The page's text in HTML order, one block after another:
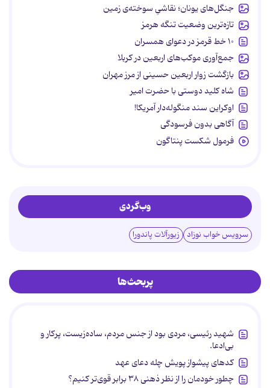
جنگل‌های یونان؛ نقاشیِ سوخته‌ی زمین
تازه‌ترین وضعیت تنگه هرمز
۱۰ خط قرمز در دعوای همسران
جمع‌آوری موکب‌های اربعین در کربلا
بازگشت زوار اربعین حسینی از مرز مهران
شاه کلید دوستی با حضرت امیر
اوکراین سند منگوله‌دار آمریکا!
آگاهی بدون فرسودگی
فرمول شکست پنتاگون
وب‌گردی
سرویس خواب نوزاد زیورآلات پاندورا
پربحث‌ها
شهید رئیسی، مردی بود از جنس مردم، ساده‌زیست، پرکار و
بی‌ادعا.
کدهای پیشواز پویش چله دعای عهد
چطور خودمان را از نظر ذهنی ۳۸ برابر قوی‌تر کنیم؟